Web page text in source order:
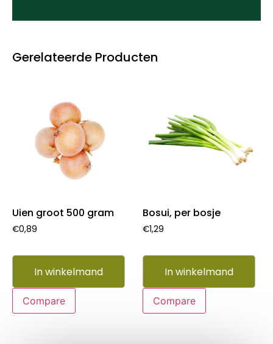
Gerelateerde Producten
Uien groot 500 gram
€0,89
In winkelmand
Compare
Bosui, per bosje
€1,29
In winkelmand
Compare